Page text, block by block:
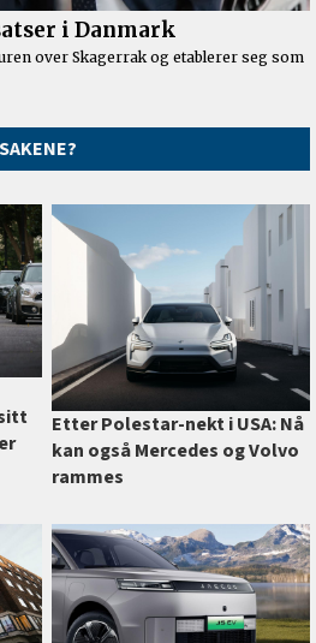
Etter Polestar-nekt i USA: Nå
kan også Mercedes og Volvo
rammes